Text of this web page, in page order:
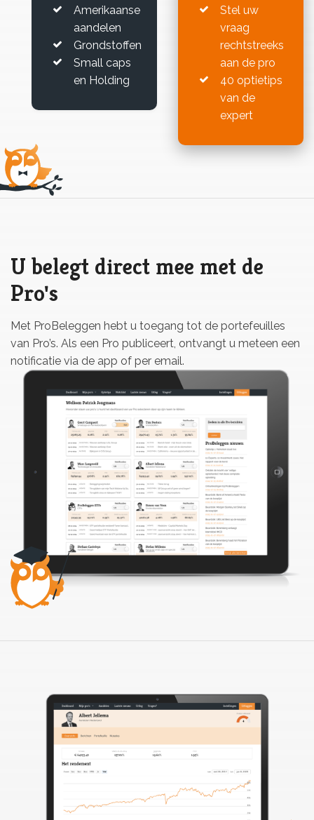
Amerikaanse
aandelen
Grondstoffen
Small caps
en Holding
Stel uw
vraag
rechtstreeks
aan de pro
40 optietips
van de
expert
U belegt direct mee met de
Pro's
Met ProBeleggen hebt u toegang tot de portefeuilles
van Pro’s. Als een Pro publiceert, ontvangt u meteen een
notificatie via de app of per email.